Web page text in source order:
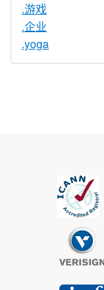
.游戏
.企业
.yoga